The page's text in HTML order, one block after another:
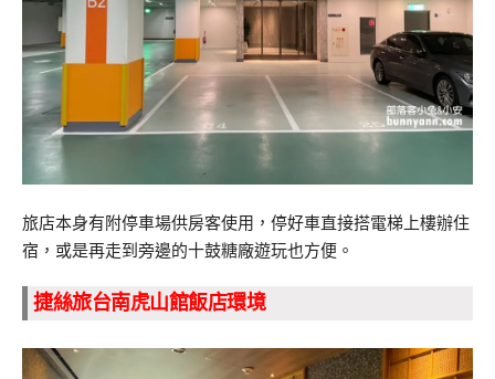
旅店本身有附停車場供房客使用，停好車直接搭電梯上樓辦住
宿，或是再走到旁邊的十鼓糖廠遊玩也方便。
捷絲旅台南虎山館飯店環境